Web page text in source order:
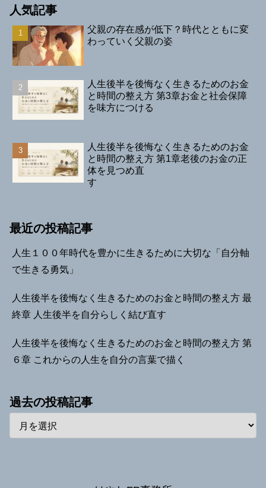
人気記事
父親の存在感が低下？時代とともに変
わっていく父親の姿
人生後半を後悔なく生きるためのお金
と時間の整え方 第3章お金と社会保障
を味方につける
人生後半を後悔なく生きるためのお金
と時間の整え方 第1章老後のお金の正
体を見つめ直
す
最近の投稿記事
人生１００年時代を豊かに生きるために大切な「自分軸
で生きる勇気」
人生後半を後悔なく生きるためのお金と時間の整え方 最
終章 人生後半を自分らしく結び直す
人生後半を後悔なく生きるためのお金と時間の整え方 第
６章 これからの人生を自分の言葉で描く
過去の投稿記事